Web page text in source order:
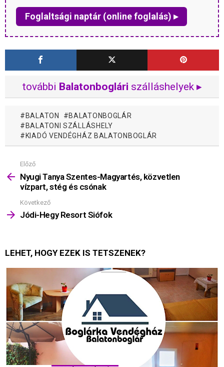
Foglaltsági naptár (online foglalás) ▸
további Balatonboglári szálláshelyek ▸
BALATON
BALATONBOGLÁR
BALATONI SZÁLLÁSHELY
KIADÓ VENDÉGHÁZ BALATONBOGLÁR
Mutass
többet
Előző
Nyugi Tanya Szentes-Magyartés, közvetlen
vízpart, stég és csónak
Következő
Jódi-Hegy Resort Siófok
LEHET, HOGY EZEK IS TETSZENEK?